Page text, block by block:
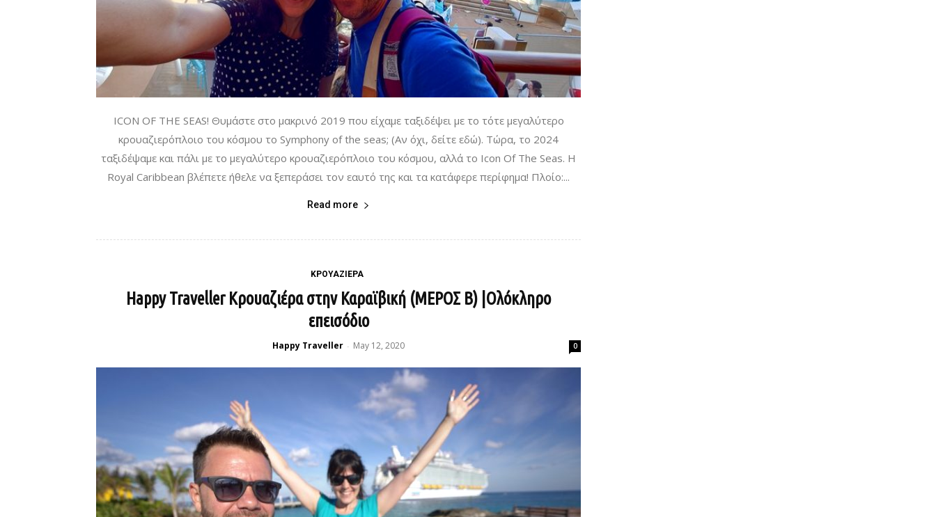
ICON OF THE SEAS! Θυμάστε στο μακρινό 2019 που είχαμε ταξιδέψει με το τότε μεγαλύτερο
κρουαζιερόπλοιο του κόσμου το Symphony of the seas; (Αν όχι, δείτε εδώ). Τώρα, το 2024
ταξιδέψαμε και πάλι με το μεγαλύτερο κρουαζιερόπλοιο του κόσμου, αλλά το Icon Of The Seas. Η
Royal Caribbean βλέπετε ήθελε να ξεπεράσει τον εαυτό της και τα κατάφερε περίφημα! Πλοίο:...
Read more
ΚΡΟΥΑΖΙΕΡΑ
Happy Traveller Κρουαζιέρα στην Καραϊβική (ΜΕΡΟΣ B) |Ολόκληρο
επεισόδιο
Happy Traveller - May 12, 2020 0